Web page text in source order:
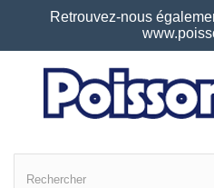
Retrouvez-nous